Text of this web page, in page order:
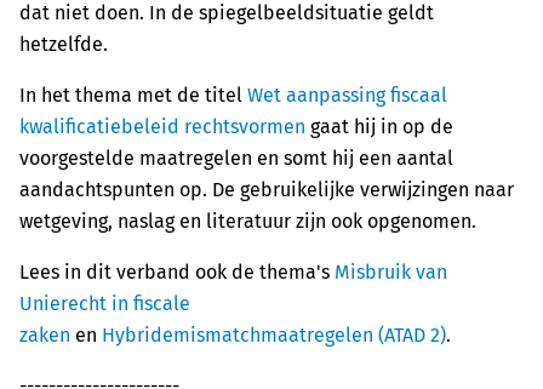
dat niet doen. In de spiegelbeeldsituatie geldt
hetzelfde.
In het thema met de titel Wet aanpassing fiscaal
kwalificatiebeleid rechtsvormen gaat hij in op de
voorgestelde maatregelen en somt hij een aantal
aandachtspunten op. De gebruikelijke verwijzingen naar
wetgeving, naslag en literatuur zijn ook opgenomen.
Lees in dit verband ook de thema's Misbruik van
Unierecht in fiscale
zaken en Hybridemismatchmaatregelen (ATAD 2).